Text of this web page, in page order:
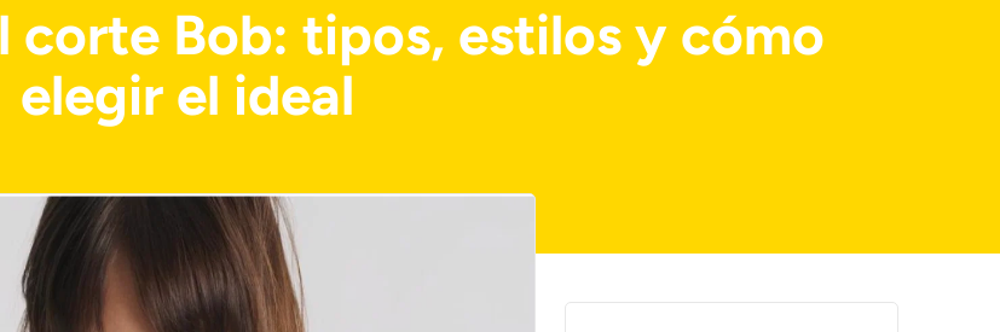
corte Bob: tipos, estilos y cómo
elegir el ideal